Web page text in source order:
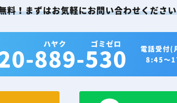
料！まずはお気軽にお問い合わせくださ
電話受付(
8:45～